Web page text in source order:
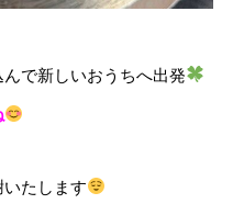
で新しいおうちへ出発
たします